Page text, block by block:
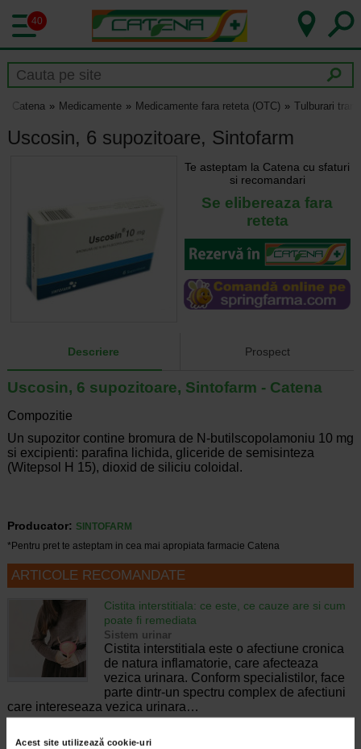
Acest site utilizează cookie-uri
40
Catena Medicamente Medicamente fara reteta (OTC) Tulburari
Uscosin, 6 supozitoare, Sintofarm
Te asteptam la Catena cu sfaturi
si recomandari
Se elibereaza fara
reteta
Descriere Prospect
Uscosin, 6 supozitoare, Sintofarm - Catena
Compozitie
Un supozitor contine bromura de N-butilscopolamoniu 10 mg
si excipienti: parafina lichida, gliceride de semisinteza
(Witepsol H 15), dioxid de siliciu coloidal.
Producator: SINTOFARM
*Pentru pret te asteptam in cea mai apropiata farmacie Catena
ARTICOLE RECOMANDATE
Cistita interstitiala: ce este, ce cauze are si cum
poate fi remediata
Sistem urinar
Cistita interstitiala este o afectiune cronica
de natura inflamatorie, care afecteaza
vezica urinara. Conform specialistilor, face
parte dintr-un spectru complex de afectiuni
care intereseaza vezica urinara…